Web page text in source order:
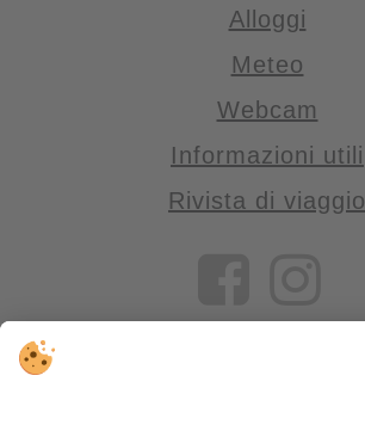
Alloggi
Meteo
Webcam
Informazioni utili
Rivista di viaggio